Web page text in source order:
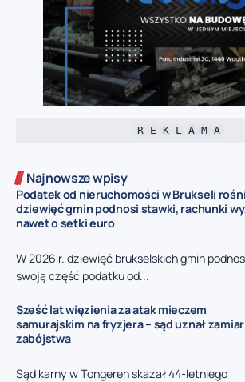
R E K L A M A
Najnowsze wpisy
Podatek od nieruchomości w Brukseli
dziewięć gmin podnosi stawki, rachunki
nawet o setki euro
W 2026 r. dziewięć brukselskich gmin
swoją część podatku od...
Sześć lat więzienia za atak mieczem
samurajskim na fryzjera – sąd uznał zamiar
zabójstwa
Sąd karny w Tongeren skazał 44-letniego